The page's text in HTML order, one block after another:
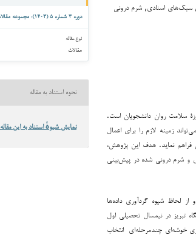
اسنادی, شرم درونی
سلامت روان دانشجویان است.
زمینه لازم را برای اعمال
نماید. هدف این پژوهش،
شرم درونی شده در پیش‌بینی‌
از لحاظ شیوه گردآوری داده‌ها
تبریز در نیمسال تحصیلی اول
نفر به‌ روش نمونه‌گیری‌ خوشه‌ای چندمرحله‌ای ‌ انتخاب
دوره ۳ شماره ۵ (۱۴۰۳): مجموعه مقالات رفتار و ذهن
نوع مقاله
مقالات
نحوه استناد به مقاله
نمایش شیوهٔ استناد به این مقاله